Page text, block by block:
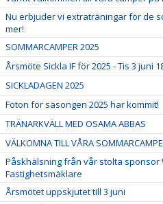
Nu erbjuder vi extraträningar för de
mer!
SOMMARCAMPER 2025
Årsmöte Sickla IF för 2025 - Tis 3 juni
SICKLADAGEN 2025
Foton för säsongen 2025 har kommit!
TRÄNARKVÄLL MED OSAMA ABBAS
VÄLKOMNA TILL VÅRA
Påskhälsning från vår stolta sponsor
Fastighetsmäklare
Årsmötet uppskjutet till 3 juni